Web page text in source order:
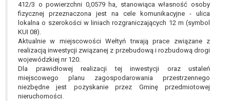
412/3 o powierzchni 0,0579 ha, stanowiąca własność osoby
fizycznej przeznaczona jest na cele komunikacyjne - ulica
lokalna o szerokości w liniach rozgraniczających 12 m (symbol
KUI 08).
Aktualnie w miejscowości Wełtyń trwają prace związane z
realizacją inwestycji związanej z przebudową i rozbudową drogi
wojewódzkiej nr 120.
Dla prawidłowej realizacji tej inwestycji oraz ustaleń
miejscowego planu zagospodarowania przestrzennego
niezbędne jest pozyskanie przez Gminę przedmiotowej
nieruchomości.
organu nadzorczego na niezgodne z prawem
przetwarzanie Pani/Pana danych osobowych
przez administratora.
Organem właściwym do wniesienia skargi jest
Prezes Urzędu Ochrony Danych Osobowych.
W zależności od sfery, w której przetwarzane są
dane osobowe, podanie danych osobowych jest
dobrowolne albo jest wymogiem ustawowym lub
umownym.